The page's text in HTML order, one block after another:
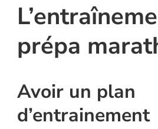
prépa
Avoir un plan
d’entrainement